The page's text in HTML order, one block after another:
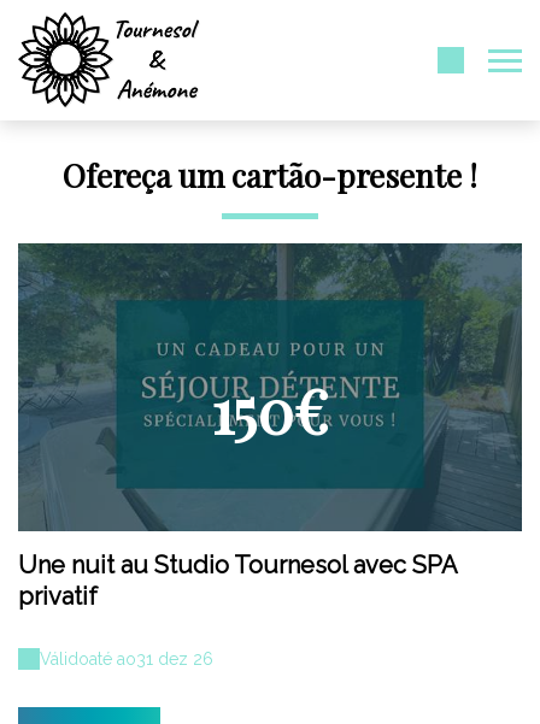
Ofereça um cartão-presente !
150€
Une nuit au Studio Tournesol avec SPA
privatif
Válidoaté ao31 dez 26